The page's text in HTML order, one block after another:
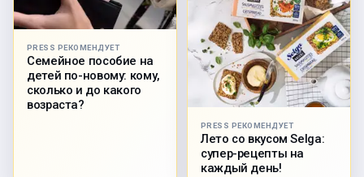
PRESS РЕКОМЕНДУЕТ
Семейное пособие на
детей по-новому: кому,
сколько и до какого
возраста?
PRESS РЕКОМЕНДУЕТ
Лето со вкусом Selga:
супер-рецепты на
каждый день!